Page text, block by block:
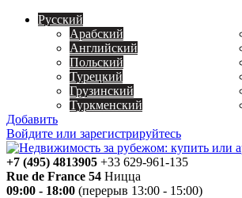
Русский
Арабский
Английский
Польский
Турецкий
Грузинский
Туркменский
Добавить
Войдите или зарегистрируйтесь
+7 (495) 4813905 +33 629-961-135
Rue de France 54 Ницца
09:00 - 18:00 (перерыв 13:00 - 15:00)